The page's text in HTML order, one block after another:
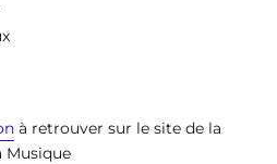
à retrouver sur le site de la
Musique